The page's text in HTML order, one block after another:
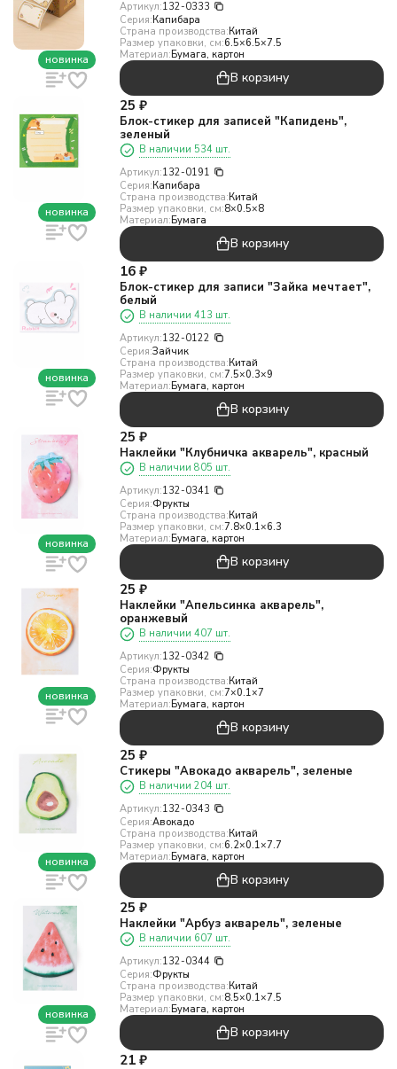
новинка
Артикул:132-0333
Серия:Капибара
Страна производства:Китай
Размер упаковки, см:6.5×6.5×7.5
Материал:Бумага, картон
В корзину
новинка
25 ₽
Блок-стикер для записей "Капидень",
зеленый
В наличии 534 шт.
Артикул:132-0191
Серия:Капибара
Страна производства:Китай
Размер упаковки, см:8×0.5×8
Материал:Бумага
В корзину
новинка
16 ₽
Блок-стикер для записи "Зайка мечтает",
белый
В наличии 413 шт.
Артикул:132-0122
Серия:Зайчик
Страна производства:Китай
Размер упаковки, см:7.5×0.3×9
Материал:Бумага, картон
В корзину
новинка
25 ₽
Наклейки "Клубничка акварель", красный
В наличии 805 шт.
Артикул:132-0341
Серия:Фрукты
Страна производства:Китай
Размер упаковки, см:7.8×0.1×6.3
Материал:Бумага, картон
В корзину
новинка
25 ₽
Наклейки "Апельсинка акварель",
оранжевый
В наличии 407 шт.
Артикул:132-0342
Серия:Фрукты
Страна производства:Китай
Размер упаковки, см:7×0.1×7
Материал:Бумага, картон
В корзину
новинка
25 ₽
Стикеры "Авокадо акварель", зеленые
В наличии 204 шт.
Артикул:132-0343
Серия:Авокадо
Страна производства:Китай
Размер упаковки, см:6.2×0.1×7.7
Материал:Бумага, картон
В корзину
новинка
25 ₽
Наклейки "Арбуз акварель", зеленые
В наличии 607 шт.
Артикул:132-0344
Серия:Фрукты
Страна производства:Китай
Размер упаковки, см:8.5×0.1×7.5
Материал:Бумага, картон
В корзину
21 ₽